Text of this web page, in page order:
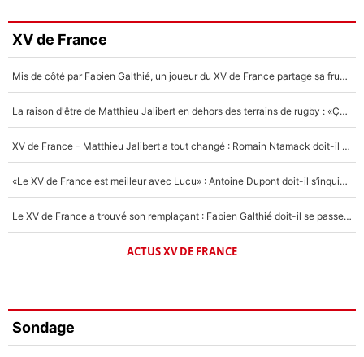
XV de France
Mis de côté par Fabien Galthié, un joueur du XV de France partage sa frustration : «ils ne me l’ont pas dit tout de suite»
La raison d'être de Matthieu Jalibert en dehors des terrains de rugby : «Ça m'atteint autant que si tu touches à un membre de ma famille»
XV de France - Matthieu Jalibert a tout changé : Romain Ntamack doit-il s’inquiéter pour sa place à un an de la Coupe du monde ?
«Le XV de France est meilleur avec Lucu» : Antoine Dupont doit-il s’inquiéter pour sa place ?
Le XV de France a trouvé son remplaçant : Fabien Galthié doit-il se passer d'Antoine Dupont ?
ACTUS XV DE FRANCE
Sondage